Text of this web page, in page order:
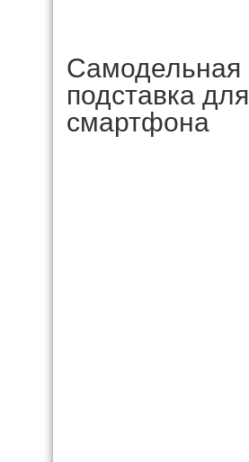
Самодельная
подставка для
смартфона